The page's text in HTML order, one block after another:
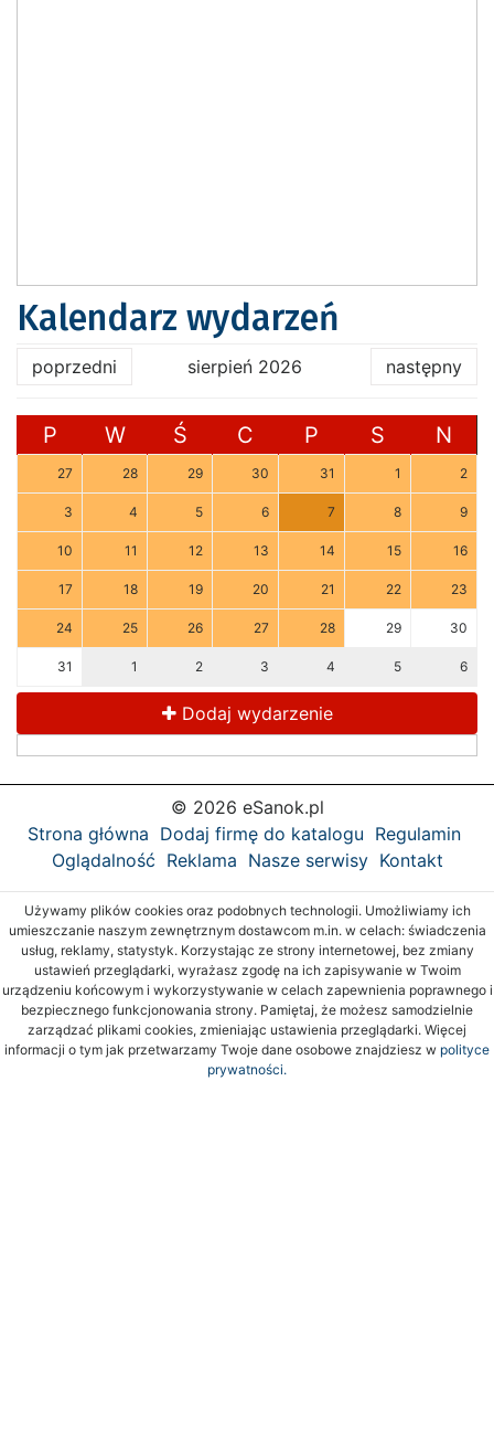
Kalendarz wydarzeń
poprzedni sierpień 2026 następny
P W Ś C P S N
27 28 29 30 31 1 2
3 4 5 6 7 8 9
10 11 12 13 14 15 16
17 18 19 20 21 22 23
24 25 26 27 28 29 30
31 1 2 3 4 5 6
Dodaj wydarzenie
© 2026 eSanok.pl
Strona główna Dodaj firmę do katalogu Regulamin
Oglądalność Reklama Nasze serwisy Kontakt
Używamy plików cookies oraz podobnych technologii. Umożliwiamy ich
umieszczanie naszym zewnętrznym dostawcom m.in. w celach: świadczenia
usług, reklamy, statystyk. Korzystając ze strony internetowej, bez zmiany
ustawień przeglądarki, wyrażasz zgodę na ich zapisywanie w Twoim
urządzeniu końcowym i wykorzystywanie w celach zapewnienia poprawnego i
bezpiecznego funkcjonowania strony. Pamiętaj, że możesz samodzielnie
zarządzać plikami cookies, zmieniając ustawienia przeglądarki. Więcej
informacji o tym jak przetwarzamy Twoje dane osobowe znajdziesz w polityce
prywatności.